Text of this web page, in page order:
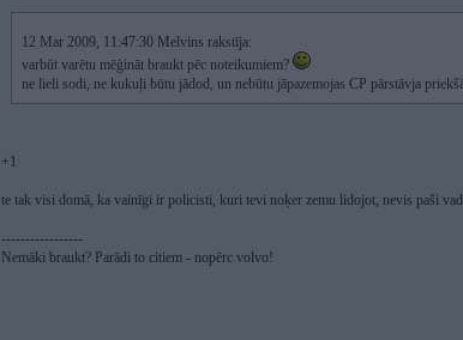
12 Mar 2009, 11:47:30 Melvins rakstīja:
varbūt varētu mēģināt braukt pēc noteikumiem?
ne lieli sodi, ne kukuļi būtu jādod, un nebūtu jāpazemojas CP pārstāvja
+1
te tak visi domā, ka vainīgi ir policisti, kuri tevi noķer zemu lidojot, nevis paši
-----------------
Nemāki braukt? Parādi to citiem - nopērc volvo!